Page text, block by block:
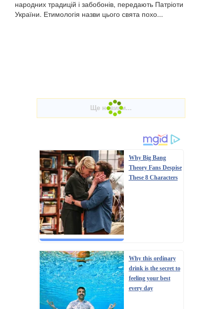
народних традицій і забобонів, передають Патріоти
України. Етимологія назви цього свята похо...
Why Big Bang
Theory Fans Despise
These 8 Characters
Why this ordinary
drink is the secret to
feeling your best
every day